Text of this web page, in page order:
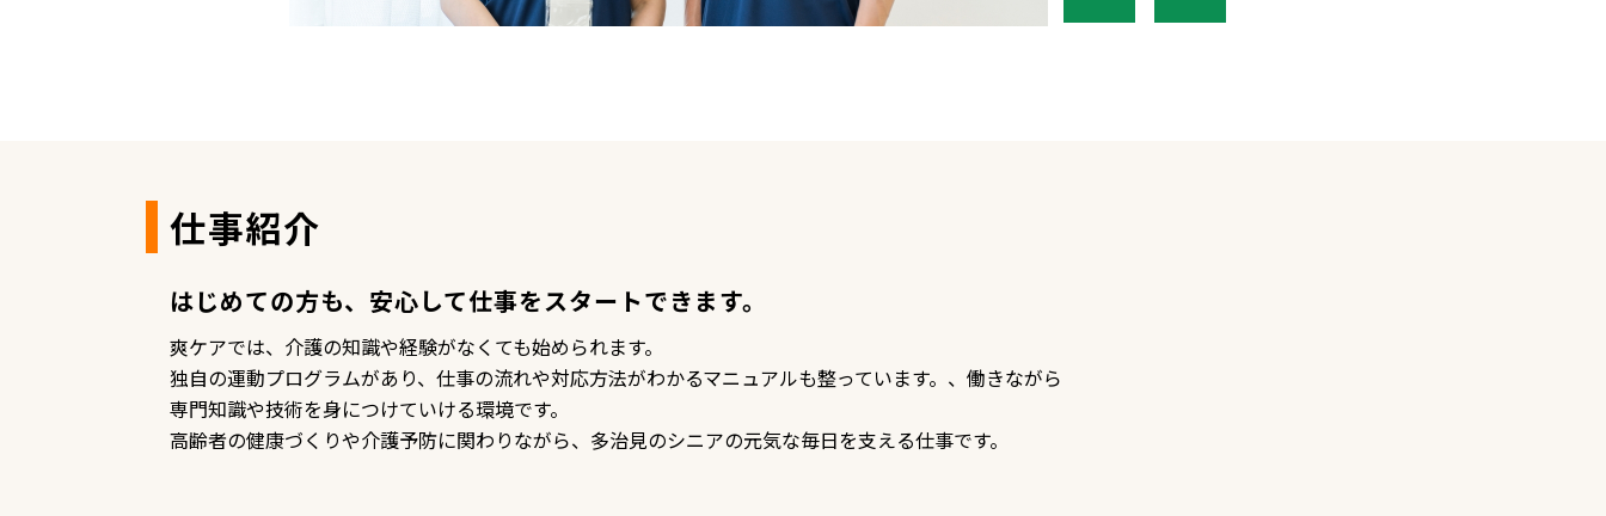
仕事紹介
はじめての方も、安心して仕事をスタートできます。
爽ケアでは、介護の知識や経験がなくても始められます。
独自の運動プログラムがあり、仕事の流れや対応方法がわかるマニュアルも整っています。、働きながら
専門知識や技術を身につけていける環境です。
高齢者の健康づくりや介護予防に関わりながら、多治見のシニアの元気な毎日を支える仕事です。